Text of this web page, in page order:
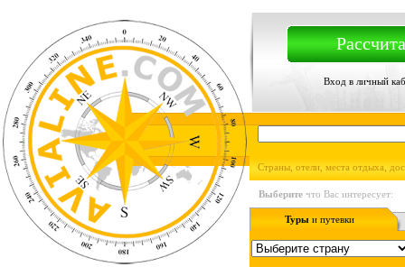
Вход в личный
Страны, отели, места отдыха,
Выберите что Вас интересует:
Туры и путевки